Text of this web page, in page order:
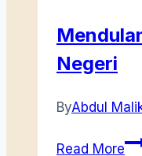
Negeri
ByAbdul
Read More